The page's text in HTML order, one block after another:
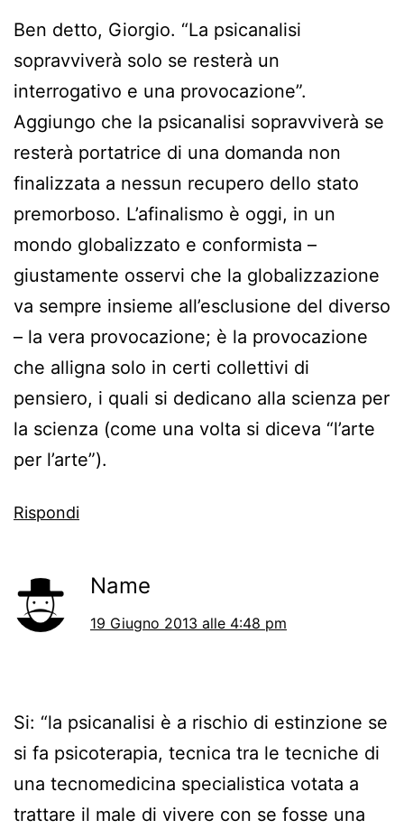
Ben detto, Giorgio. “La psicanalisi
sopravviverà solo se resterà un
interrogativo e una provocazione”.
Aggiungo che la psicanalisi sopravviverà se
resterà portatrice di una domanda non
finalizzata a nessun recupero dello stato
premorboso. L’afinalismo è oggi, in un
mondo globalizzato e conformista –
giustamente osservi che la globalizzazione
va sempre insieme all’esclusione del diverso
– la vera provocazione; è la provocazione
che alligna solo in certi collettivi di
pensiero, i quali si dedicano alla scienza per
la scienza (come una volta si diceva “l’arte
per l’arte”).
Rispondi
Name
19 Giugno 2013 alle 4:48 pm
Si: “la psicanalisi è a rischio di estinzione se
si fa psicoterapia, tecnica tra le tecniche di
una tecnomedicina specialistica votata a
trattare il male di vivere con se fosse una